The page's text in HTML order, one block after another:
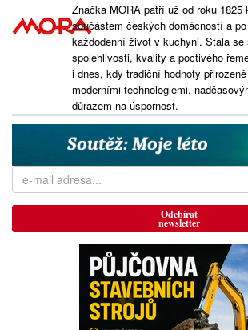
Značka MORA patří už od roku 1825
součástem českých domácností a
každodenní život v kuchyni. Stala se
spolehlivosti, kvality a poctivého
i dnes, kdy tradiční hodnoty
moderními technologiemi,
důrazem na úspornost.
Odebírat
newsletter